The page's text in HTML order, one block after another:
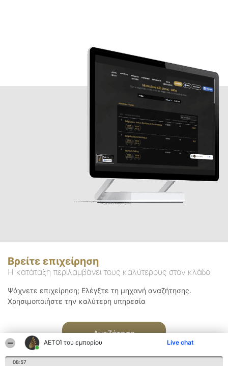
ΑΕΤΟΊ του εμπορίου Live chat
08:57
Βρείτε επιχείρηση
Η κατάταξη περιλαμβάνει τους καλύτερους στον κλάδο
Ψάχνετε επιχείρηση; Ελέγξτε τη μηχανή αναζήτησης.
Χρησιμοποιήστε την καλύτερη υπηρεσία
Αναζήτηση